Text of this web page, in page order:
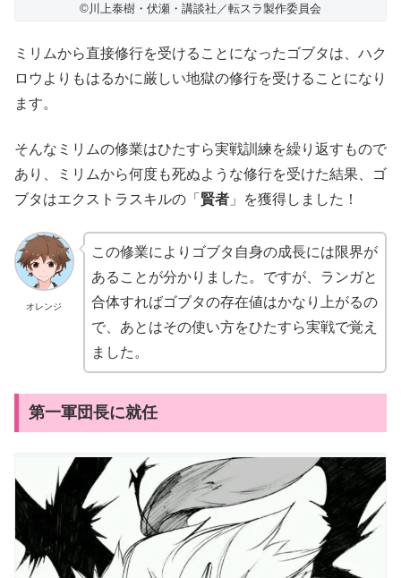
©川上泰樹・伏瀬・講談社／転スラ製作委員会
ミリムから直接修行を受けることになったゴブタは、ハク
ロウよりもはるかに厳しい地獄の修行を受けることになり
ます。
そんなミリムの修業はひたすら実戦訓練を繰り返すもので
あり、ミリムから何度も死ぬような修行を受けた結果、ゴ
ブタはエクストラスキルの「 賢者 」を獲得しました！
オレンジ
この修業によりゴブタ自身の成長には限界が
あることが分かりました。ですが、ランガと
合体すればゴブタの存在値はかなり上がるの
で、あとはその使い方をひたすら実戦で覚え
ました。
第一軍団長に就任